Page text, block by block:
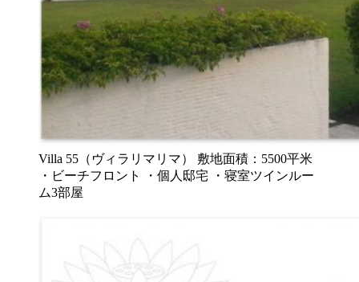
Villa 55（ヴィラリマリマ） 敷地面積：5500平米
・ビーチフロント ・個人邸宅 ・寝室ツインルー
ム3部屋